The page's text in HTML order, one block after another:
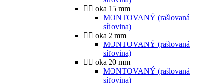
oka 15 mm
MONTOVANÝ (rašlovaná
síťovina)
oka 2 mm
MONTOVANÝ (rašlovaná
síťovina)
oka 20 mm
MONTOVANÝ (rašlovaná
síťovina)